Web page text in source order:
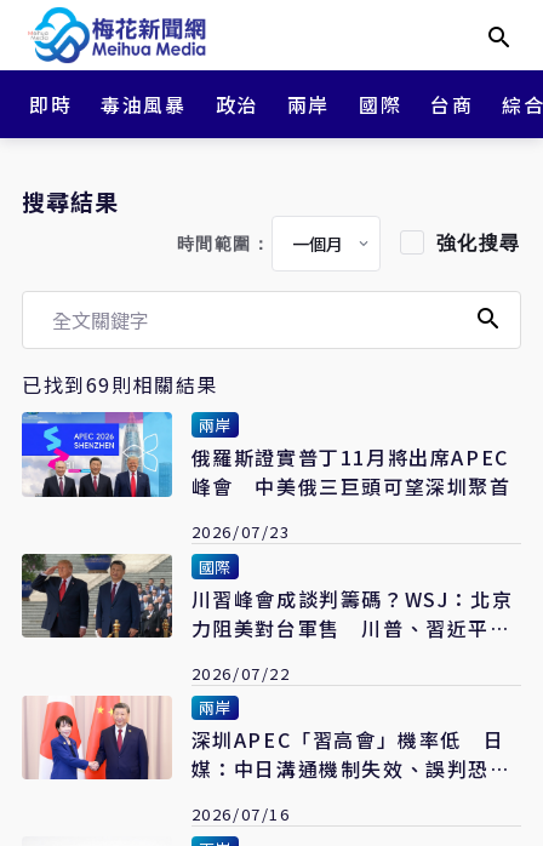
即時 毒油風暴 政治 兩岸 國際 台商 綜
搜尋結果
時間範圍： 強化搜尋
已找到69則相關結果
兩岸
俄羅斯證實普丁11月將出席APEC
峰會 中美俄三巨頭可望深圳聚首
2026/07/23
國際
川習峰會成談判籌碼？WSJ：北京
力阻美對台軍售 川普、習近平各
2026/07/22
兩岸
深圳APEC「習高會」機率低 日
媒：中日溝通機制失效、誤判恐爆
2026/07/16